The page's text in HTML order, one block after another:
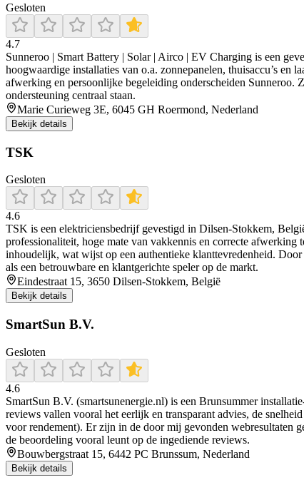
Gesloten
4.7
Sunneroo | Smart Battery | Solar | Airco | EV Charging is een
hoogwaardige installaties van o.a. zonnepanelen, thuisaccu’s en
afwerking en persoonlijke begeleiding onderscheiden Sunneroo.
ondersteuning centraal staan.
Marie Curieweg 3E, 6045 GH Roermond, Nederland
Bekijk details
TSK
Gesloten
4.6
TSK is een elektriciensbedrijf gevestigd in Dilsen-Stokkem,
professionaliteit, hoge mate van vakkennis en correcte
inhoudelijk, wat wijst op een authentieke klanttevredenheid.
als een betrouwbare en klantgerichte speler op de markt.
Eindestraat 15, 3650 Dilsen-Stokkem, België
Bekijk details
SmartSun B.V.
Gesloten
4.6
SmartSun B.V. (smartsunenergie.nl) is een Brunsummer
reviews vallen vooral het eerlijk en transparant advies, de
voor rendement). Er zijn in de door mij gevonden webresultaten
de beoordeling vooral leunt op de ingediende reviews.
Bouwbergstraat 15, 6442 PC Brunssum, Nederland
Bekijk details